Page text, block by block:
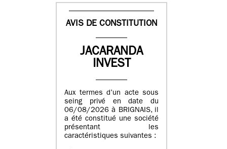
AVIS DE CONSTITUTION
JACARANDA
INVEST
Aux termes d’un acte sous
seing privé en date du
06/08/2026 à BRIGNAIS, il
a été constitué une société
présentant les
caractéristiques suivantes :